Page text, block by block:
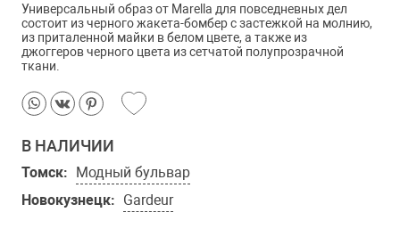
Универсальный образ от Marella для повседневных дел
состоит из черного жакета-бомбер с застежкой на молнию,
из приталенной майки в белом цвете, а также из
джоггеров черного цвета из сетчатой полупрозрачной
ткани.
В НАЛИЧИИ
Томск: Модный бульвар
Новокузнецк: Gardeur